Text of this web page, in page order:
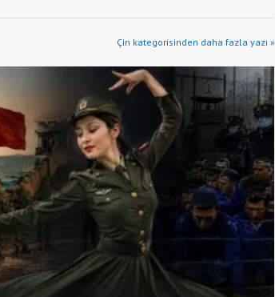
Çin kategorisinden daha fazla yazı »